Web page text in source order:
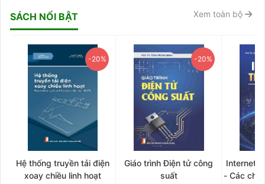
SÁCH NỔI BẬT Xem toàn bộ
-20%
Hệ thống truyền tải điện
xoay chiều linh hoạt
-20%
Giáo trình Điện tử công
suất
Internet
- Các